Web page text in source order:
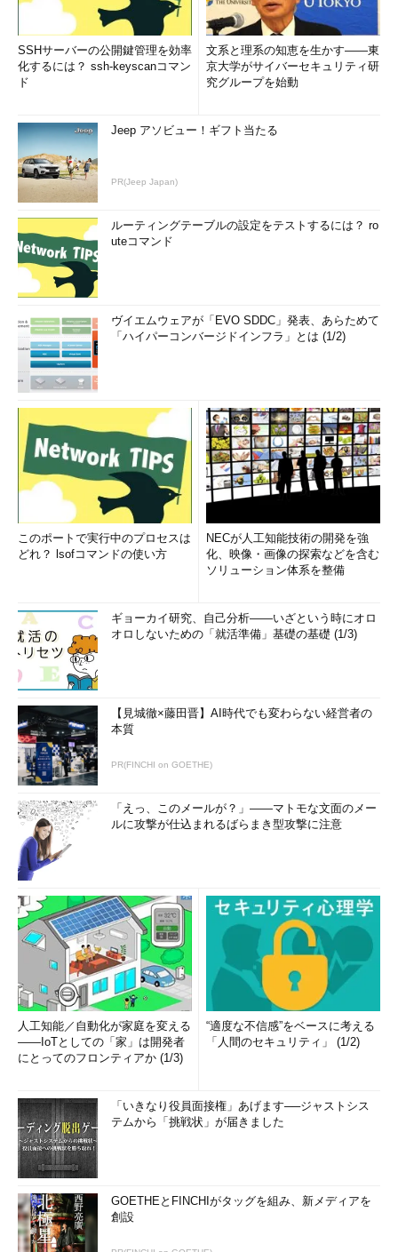
SSHサーバーの公開鍵管理を効率
化するには？ ssh-keyscanコマン
ド
文系と理系の知恵を生かす――東
京大学がサイバーセキュリティ研
究グループを始動
Jeep アソビュー！ギフト当たる
PR(Jeep Japan)
ルーティングテーブルの設定をテストするには？ ro
uteコマンド
ヴイエムウェアが「EVO SDDC」発表、あらためて
「ハイパーコンバージドインフラ」とは (1/2)
このポートで実行中のプロセスは
どれ？ lsofコマンドの使い方
NECが人工知能技術の開発を強
化、映像・画像の探索などを含む
ソリューション体系を整備
ギョーカイ研究、自己分析――いざという時にオロ
オロしないための「就活準備」基礎の基礎 (1/3)
【見城徹×藤田晋】AI時代でも変わらない経営者の
本質
PR(FINCHI on GOETHE)
「えっ、このメールが？」――マトモな文面のメー
ルに攻撃が仕込まれるばらまき型攻撃に注意
人工知能／自動化が家庭を変える
――IoTとしての「家」は開発者
にとってのフロンティアか (1/3)
“適度な不信感”をベースに考える
「人間のセキュリティ」 (1/2)
「いきなり役員面接権」あげます──ジャストシス
テムから「挑戦状」が届きました
GOETHEとFINCHIがタッグを組み、新メディアを
創設